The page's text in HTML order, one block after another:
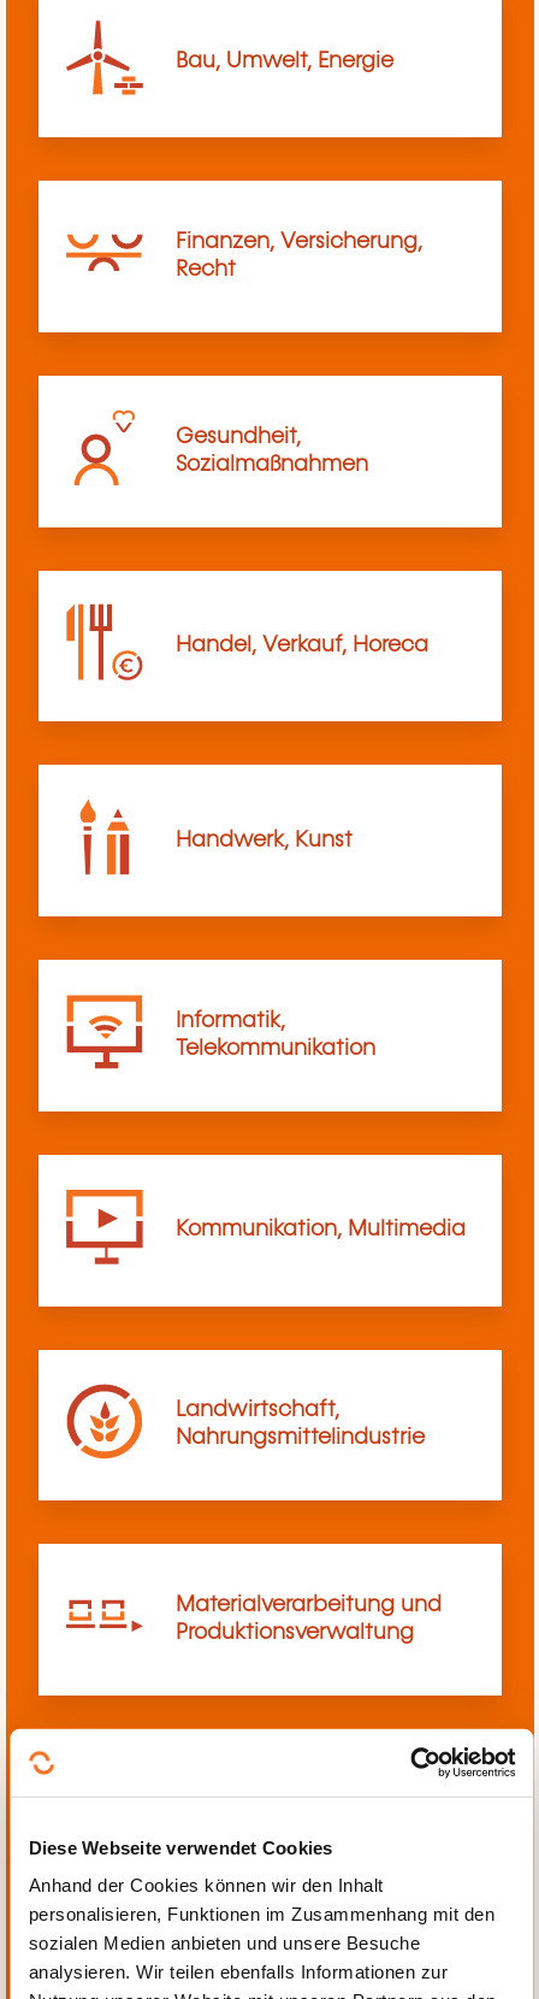
Diese Webseite verwendet Cookies
Anhand der Cookies können wir den Inhalt
personalisieren, Funktionen im Zusammenhang mit den
sozialen Medien anbieten und unsere Besuche
analysieren. Wir teilen ebenfalls Informationen zur
Bau, Umwelt, Energie
Finanzen, Versicherung,
Recht
Gesundheit,
Sozialmaßnahmen
Handel, Verkauf, Horeca
Handwerk, Kunst
Informatik,
Telekommunikation
Kommunikation, Multimedia
Landwirtschaft,
Nahrungsmittelindustrie
Materialverarbeitung und
Produktionsverwaltung
Mechanik, Elektrotechnik,